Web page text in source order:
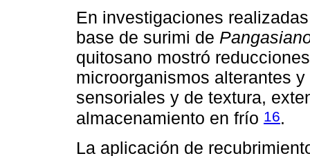
En investigaciones
base de surimi de
quitosano mostró
microorganismos alterantes
sensoriales y de textura,
almacenamiento en frío 16.
La aplicación de